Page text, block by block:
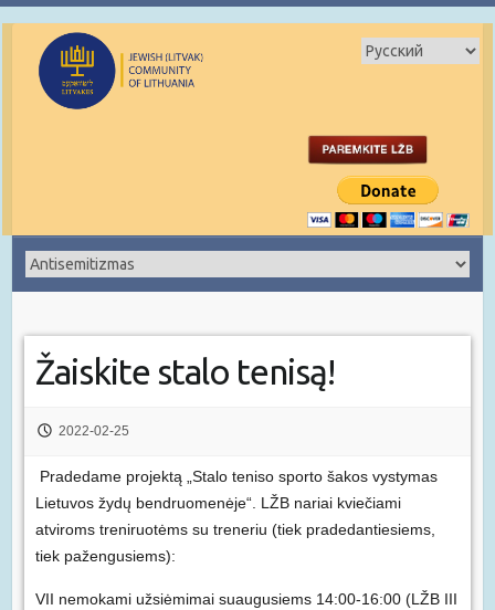
Žaiskite stalo tenisą!
2022-02-25
Pradedame projektą „Stalo teniso sporto šakos vystymas
Lietuvos žydų bendruomenėje“. LŽB nariai kviečiami
atviroms treniruotėms su treneriu (tiek pradedantiesiems,
tiek pažengusiems):
VII nemokami užsiėmimai suaugusiems 14:00-16:00 (LŽB III